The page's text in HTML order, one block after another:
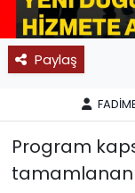
Paylaş
Program
tamamlanan